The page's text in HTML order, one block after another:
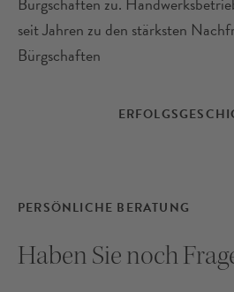
seit Jahren zu den stärksten
Bürgschaften
PERSÖNLICHE BERATUNG
Haben Sie noch